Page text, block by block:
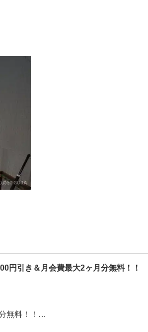
円引き＆月会費最大2ヶ月分無料！！
無料！！